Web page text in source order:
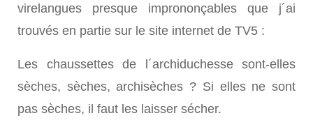
virelangues presque imprononçables que j´ai
trouvés en partie sur le site internet de TV5 :
Les chaussettes de l´archiduchesse sont-elles
sèches, sèches, archisèches ? Si elles ne sont
pas sèches, il faut les laisser sécher.